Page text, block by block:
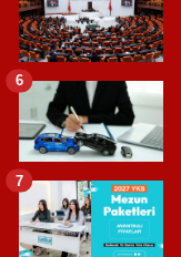
6
7